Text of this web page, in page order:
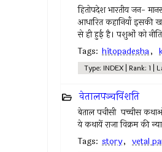
हितोपदेश भारतीय जन-
आधारित कहानियाँ इसकी
से ही हुई है। पशुओं को नीति
Tags: hitopadesha,
Type: INDEX | Rank: 1 |
वेतालपञ्चविंशति
बेताल पचीसी पच्चीस
ये कथायें राजा विक्रम की
Tags: story, vetal